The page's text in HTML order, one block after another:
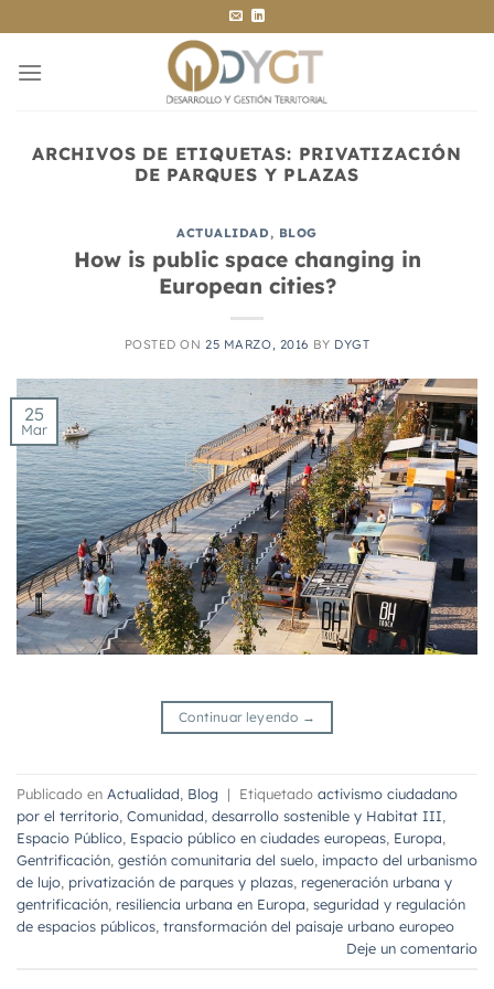
al
contenido
ARCHIVOS DE ETIQUETAS: PRIVATIZACIÓN
DE PARQUES Y PLAZAS
ACTUALIDAD, BLOG
How is public space changing in
European cities?
POSTED ON25 MARZO, 2016 BY DYGT
25
Mar
Continuar leyendo →
Publicado en Actualidad Blog | Etiquetado activismo ciudadano
por el territorio Comunidad desarrollo sostenible y Habitat III
Espacio Público Espacio público en ciudades europeas Europa
Gentrificación gestión comunitaria del suelo impacto del urbanismo
de lujo privatización de parques y plazas regeneración urbana y
gentrificación resiliencia urbana en Europa seguridad y regulación
de espacios públicos transformación del paisaje urbano europeo
Deje un comentario